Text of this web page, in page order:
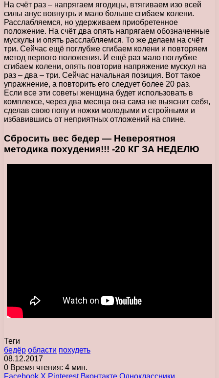
На счёт раз – напрягаем ягодицы, втягиваем изо всей
силы анус вовнутрь и мало больше сгибаем колени.
Расслабляемся, но удерживаем приобретенное
положение. На счёт два опять напрягаем обозначенные
мускулы и опять расслабляемся. То же делаем на счёт
три. Сейчас ещё поглубже сгибаем колени и повторяем
метод первого положения. И ещё раз мало поглубже
сгибаем колени, опять повторив напряжение мускул на
раз – два – три. Сейчас начальная позиция. Вот такое
упражнение, а повторить его следует более 20 раз.
Если все эти советы женщина будет использовать в
комплексе, через два месяца она сама не выяснит себя,
сделав свою попу и ножки молодыми и стройными и
избавившись от неприятных отложений на спине.
Сбросить вес бедер — Невероятноя
методика похудения!!! -20 КГ ЗА НЕДЕЛЮ
Теги
бедёр области похудеть
08.12.2017
0 Время чтения: 4 мин.
Facebook X Pinterest Вконтакте Одноклассники